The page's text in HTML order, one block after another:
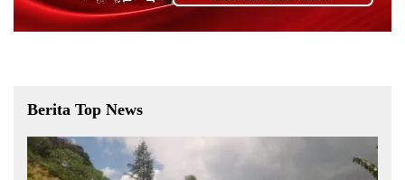
Berita Top News